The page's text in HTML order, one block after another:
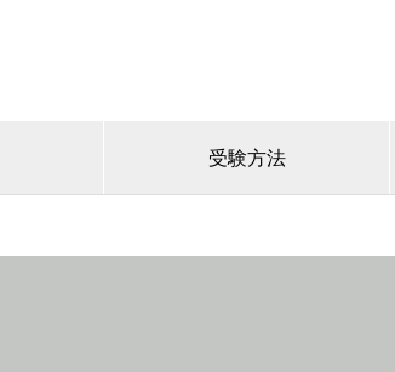
受験方法